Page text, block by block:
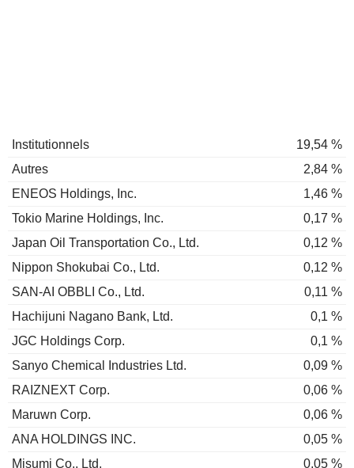
Institutionnels
19,54 %
Autres
2,84 %
ENEOS Holdings, Inc.
1,46 %
Tokio Marine Holdings, Inc.
0,17 %
Japan Oil Transportation Co., Ltd.
0,12 %
Nippon Shokubai Co., Ltd.
0,12 %
SAN-AI OBBLI Co., Ltd.
0,11 %
Hachijuni Nagano Bank, Ltd.
0,1 %
JGC Holdings Corp.
0,1 %
Sanyo Chemical Industries Ltd.
0,09 %
RAIZNEXT Corp.
0,06 %
Maruwn Corp.
0,06 %
ANA HOLDINGS INC.
0,05 %
Misumi Co., Ltd.
0,05 %